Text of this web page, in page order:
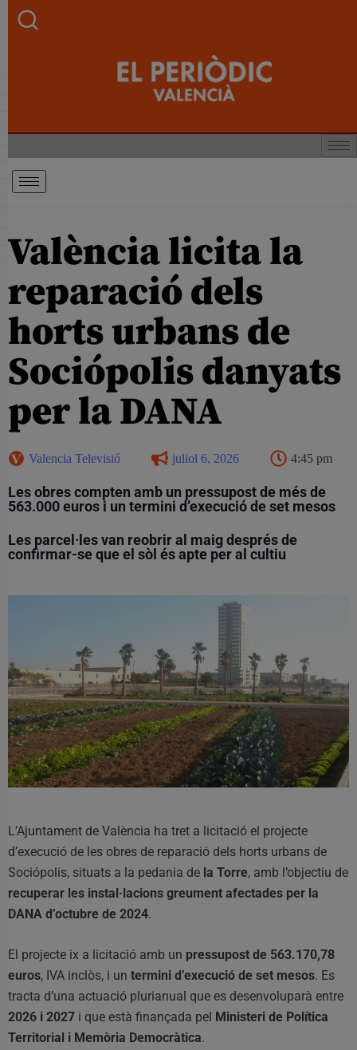
València licita la
reparació dels
horts urbans de
Sociópolis danyats
per la DANA
Valencia Televisió juliol 6, 2026 4:45 pm
Les obres compten amb un pressupost de més de
563.000 euros i un termini d’execució de set mesos
Les parcel·les van reobrir al maig després de
confirmar-se que el sòl és apte per al cultiu
L’Ajuntament de València ha tret a licitació el projecte
d’execució de les obres de reparació dels horts urbans de
Sociópolis, situats a la pedania de la Torre, amb l’objectiu de
recuperar les instal·lacions greument afectades per la
DANA d’octubre de 2024.
El projecte ix a licitació amb un pressupost de 563.170,78
euros, IVA inclòs, i un termini d’execució de set mesos. Es
tracta d’una actuació plurianual que es desenvoluparà entre
2026 i 2027 i que està finançada pel Ministeri de Política
Territorial i Memòria Democràtica.